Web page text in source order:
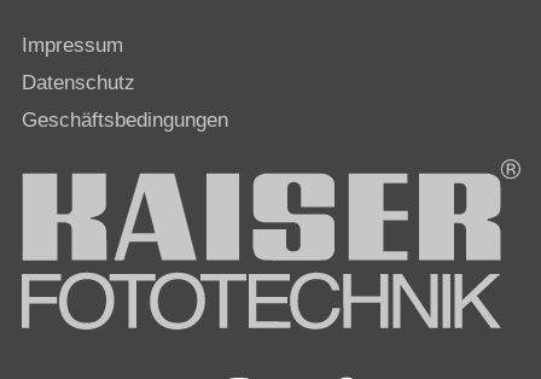
Impressum
Datenschutz
Geschäftsbedingungen